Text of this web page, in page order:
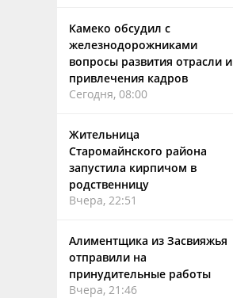
Камеко обсудил с
железнодорожниками
вопросы развития отрасли и
привлечения кадров
Сегодня, 08:00
Жительница
Старомайнского района
запустила кирпичом в
родственницу
Вчера, 22:51
Алиментщика из Засвияжья
отправили на
принудительные работы
Вчера, 21:46